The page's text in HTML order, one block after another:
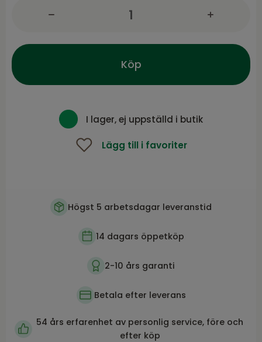
Köp
I lager, ej uppställd i butik
Lägg till i favoriter
Högst 5 arbetsdagar leveranstid
14 dagars öppetköp
2-10 års garanti
Betala efter leverans
54 års erfarenhet av personlig service, före och
efter köp